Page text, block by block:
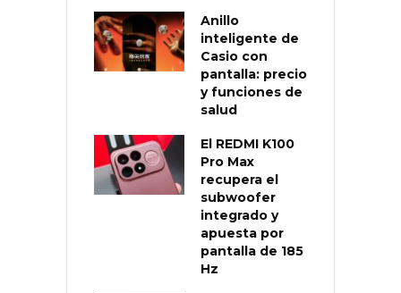
Anillo
inteligente de
Casio con
pantalla: precio
y funciones de
salud
El REDMI K100
Pro Max
recupera el
subwoofer
integrado y
apuesta por
pantalla de 185
Hz